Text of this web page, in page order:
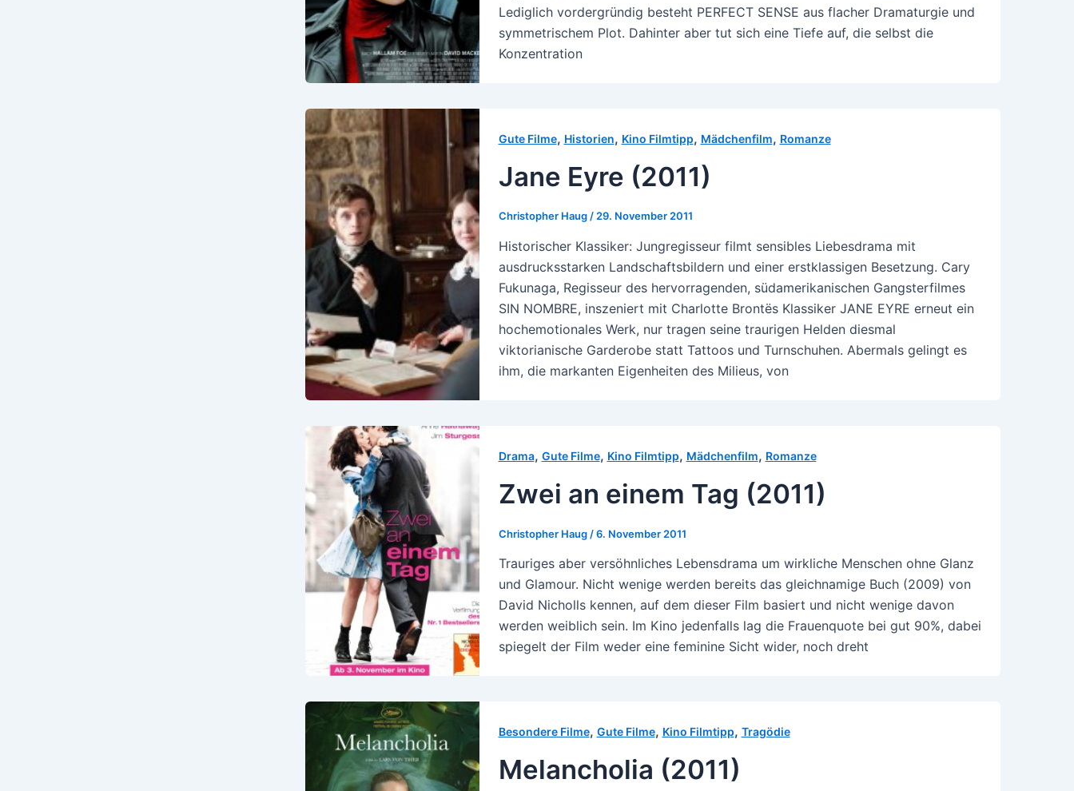
Lediglich vordergründig besteht PERFECT SENSE aus flacher Dramaturgie und
symmetrischem Plot. Dahinter aber tut sich eine Tiefe auf, die selbst die
Konzentration
Gute Filme, Historien, Kino Filmtipp, Mädchenfilm, Romanze
Jane Eyre (2011)
Christopher Haug/29. November 2011
Historischer Klassiker: Jungregisseur filmt sensibles Liebesdrama mit
ausdrucksstarken Landschaftsbildern und einer erstklassigen Besetzung. Cary
Fukunaga, Regisseur des hervorragenden, südamerikanischen Gangsterfilmes
SIN NOMBRE, inszeniert mit Charlotte Brontës Klassiker JANE EYRE erneut ein
hochemotionales Werk, nur tragen seine traurigen Helden diesmal
viktorianische Garderobe statt Tattoos und Turnschuhen. Abermals gelingt es
ihm, die markanten Eigenheiten des Milieus, von
Drama, Gute Filme, Kino Filmtipp, Mädchenfilm, Romanze
Zwei an einem Tag (2011)
Christopher Haug /6. November 2011
Trauriges aber versöhnliches Lebensdrama um wirkliche Menschen ohne Glanz
und Glamour. Nicht wenige werden bereits das gleichnamige Buch (2009) von
David Nicholls kennen, auf dem dieser Film basiert und nicht wenige davon
werden weiblich sein. Im Kino jedenfalls lag die Frauenquote bei gut 90%, dabei
spiegelt der Film weder eine feminine Sicht wider, noch dreht
Besondere Filme, Gute Filme, Kino Filmtipp, Tragödie
Melancholia (2011)